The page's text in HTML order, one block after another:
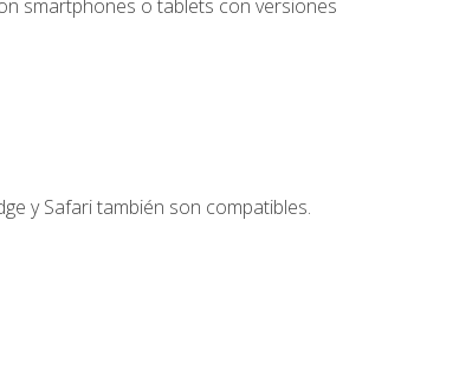
smartphones o tablets con versiones
y Safari también son compatibles.